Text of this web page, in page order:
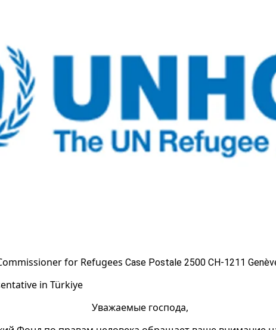
for Refugees Case Postale 2500 CH-1211
in Türkiye
Уважаемые господа,